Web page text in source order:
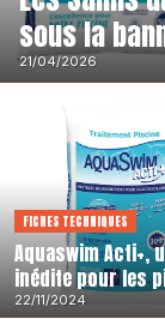
sous la
21/04/2026
FICHES TECHNIQUES
Aquaswim Acti+,
inédite pour les
22/11/2024